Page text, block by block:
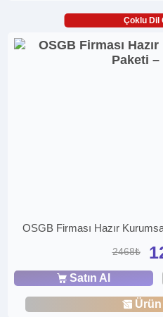
Çoklu Dil
OSGB Firması Hazır
2468₺
Satın Al